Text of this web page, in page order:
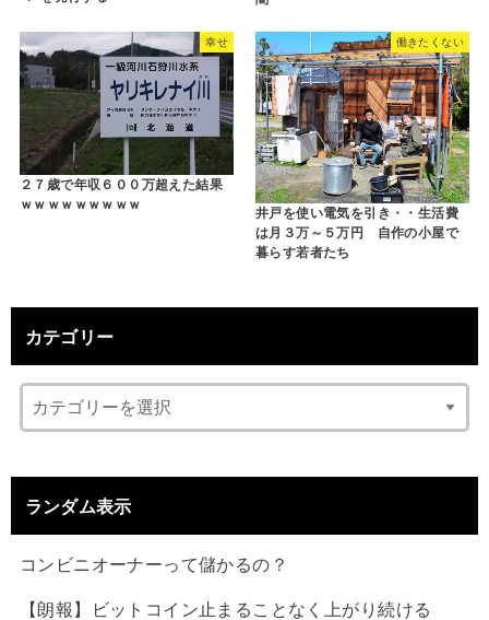
幸せ
２７歳で年収６００万超えた結果
ｗｗｗｗｗｗｗｗｗ
働きたくない
井戸を使い電気を引き・・生活費
は月３万～５万円 自作の小屋で
暮らす若者たち
カテゴリー
ランダム表示
コンビニオーナーって儲かるの？
【朗報】ビットコイン止まることなく上がり続ける